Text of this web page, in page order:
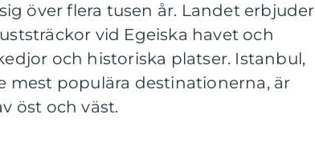
över flera tusen år. Landet erbjuder
vid Egeiska havet och
och historiska platser. Istanbul,
mest populära destinationerna, är
öst och väst.